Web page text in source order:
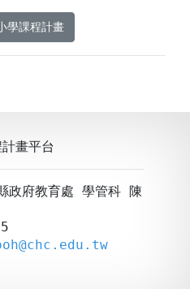
學課程計畫
畫平台
政府教育處 學管科 陳